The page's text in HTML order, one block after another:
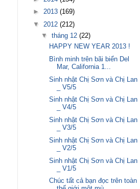
► 2013 (169)
▼ 2012 (212)
▼ tháng 12 (22)
HAPPY NEW YEAR 2013 !
Bình minh trên bãi biển Del
Mar, California 1...
Sinh nhật Chị Sơn và Chị Lan
_ V5/5
Sinh nhật Chị Sơn và Chị Lan
_ V4/5
Sinh nhật Chị Sơn và Chị Lan
_ V3/5
Sinh nhật Chị Sơn và Chị Lan
_ V2/5
Sinh nhật Chị Sơn và Chị Lan
_ V1/5
Chúc tất cả bạn đọc trên toàn